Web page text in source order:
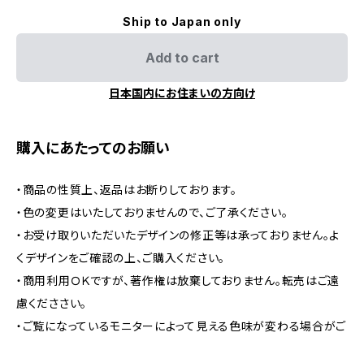
Ship to Japan only
Add to cart
日本国内にお住まいの方向け
購入にあたってのお願い
・商品の性質上、返品はお断りしております。
・色の変更はいたしておりませんので、ご了承ください。
・お受け取りいただいたデザインの修正等は承っておりません。よ
くデザインをご確認の上、ご購入ください。
・商用利用ＯＫですが、著作権は放棄しておりません。転売はご遠
慮くだささい。
・ご覧になっているモニターによって見える色味が変わる場合がご